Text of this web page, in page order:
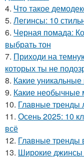
4. Что такое
5. Легинсы: 10
6. Черная помада:
выбрать тон
7. Приходи на
которых ты не
8. Какие
9. Какие необычные
10. Главные тренды
11. Осень 2025: 10
всё
12. Главные тренды
13. Широкие джинсы